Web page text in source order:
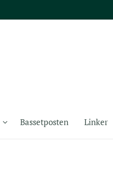
Bassetposten Linker